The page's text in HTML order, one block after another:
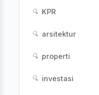
🔍 KPR
🔍 arsitektur
🔍 properti
🔍 investasi